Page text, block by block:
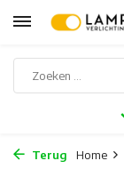
Terug Home